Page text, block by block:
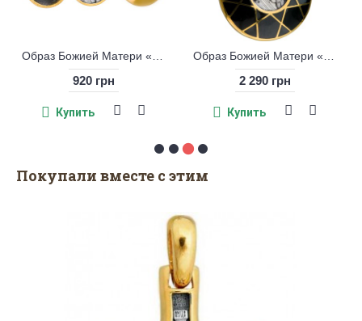
Образ Божией Матери «Казанская» малый, серебро 925° с позолотой
920 грн
Купить
Образ Божией Матери «Казанская», эмаль с позолотой
2 290 грн
Купить
Покупали вместе с этим